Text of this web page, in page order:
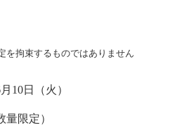
を拘束するものではありません
日（火）
定）